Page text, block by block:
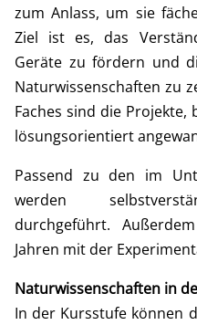
zum Anlass, um sie
Ziel ist es, das
Geräte zu fördern und
Naturwissenschaften zu
Faches sind die Projekte,
lösungsorientiert
Passend zu den im
werden
durchgeführt.
Jahren mit der
Naturwissenschaften in
In der Kursstufe können